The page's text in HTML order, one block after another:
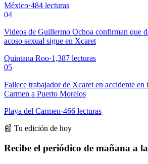
México·484 lecturas
04
Videos de Guillermo Ochoa confirman que
acoso sexual sigue en Xcaret
Quintana Roo·1,387 lecturas
05
Fallece trabajador de Xcaret en accidente en
Carmen a Puerto Morelos
Playa del Carmen·466 lecturas
📰 Tu edición de hoy
Recibe el periódico de mañana a